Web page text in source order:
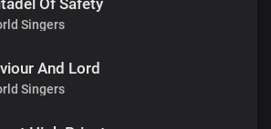
Of Safety
Singers
And Lord
Singers